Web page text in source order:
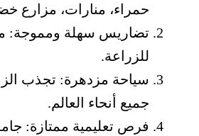
حمراء، منارات، مزارع
تضاريس سهلة ومموجة:
للزراعة.
سياحة مزدهرة: تجذب
جميع أنحاء العالم.
فرص تعليمية ممتازة: